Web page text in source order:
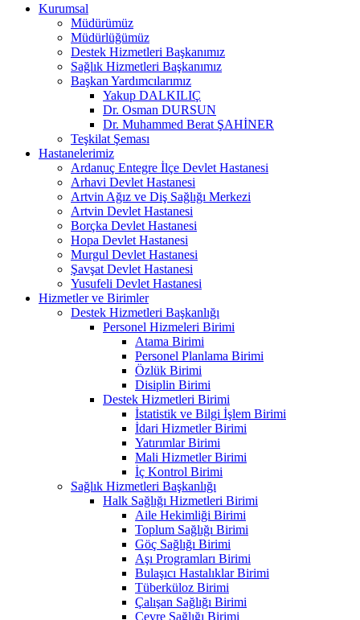
Kurumsal
Müdürümüz
Müdürlüğümüz
Destek Hizmetleri Başkanımız
Sağlık Hizmetleri Başkanımız
Başkan Yardımcılarımız
Yakup DALKILIÇ
Dr. Osman DURSUN
Dr. Muhammed Berat ŞAHİNER
Teşkilat Şeması
Hastanelerimiz
Ardanuç Entegre İlçe Devlet Hastanesi
Arhavi Devlet Hastanesi
Artvin Ağız ve Diş Sağlığı Merkezi
Artvin Devlet Hastanesi
Borçka Devlet Hastanesi
Hopa Devlet Hastanesi
Murgul Devlet Hastanesi
Şavşat Devlet Hastanesi
Yusufeli Devlet Hastanesi
Hizmetler ve Birimler
Destek Hizmetleri Başkanlığı
Personel Hizmeleri Birimi
Atama Birimi
Personel Planlama Birimi
Özlük Birimi
Disiplin Birimi
Destek Hizmetleri Birimi
İstatistik ve Bilgi İşlem Birimi
İdari Hizmetler Birimi
Yatırımlar Birimi
Mali Hizmetler Birimi
İç Kontrol Birimi
Sağlık Hizmetleri Başkanlığı
Halk Sağlığı Hizmetleri Birimi
Aile Hekimliği Birimi
Toplum Sağlığı Birimi
Göç Sağlığı Birimi
Aşı Programları Birimi
Bulaşıcı Hastalıklar Birimi
Tüberküloz Birimi
Çalışan Sağlığı Birimi
Çevre Sağlığı Birimi